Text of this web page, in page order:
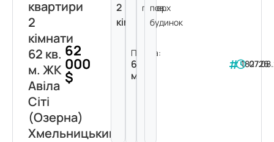
квартири
2
кімнати
62 кв.
м. ЖК
Авіла
Сіті
(Озерна)
Хмельницький
62
000
$
2
кімнати
Площа:
62
м²
поверх
пов.
будинок
182726